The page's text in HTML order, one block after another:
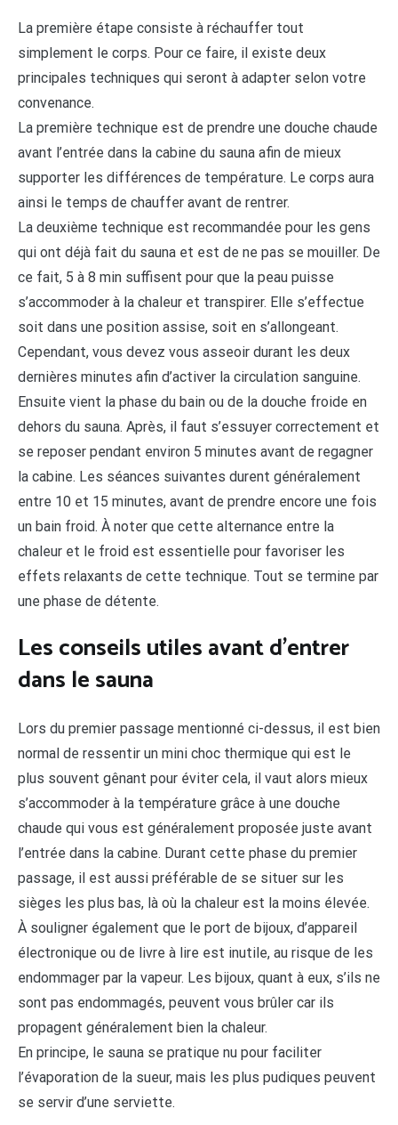
La première étape consiste à réchauffer tout
simplement le corps. Pour ce faire, il existe deux
principales techniques qui seront à adapter selon votre
convenance.
La première technique est de prendre une douche chaude
avant l’entrée dans la cabine du sauna afin de mieux
supporter les différences de température. Le corps aura
ainsi le temps de chauffer avant de rentrer.
La deuxième technique est recommandée pour les gens
qui ont déjà fait du sauna et est de ne pas se mouiller. De
ce fait, 5 à 8 min suffisent pour que la peau puisse
s’accommoder à la chaleur et transpirer. Elle s’effectue
soit dans une position assise, soit en s’allongeant.
Cependant, vous devez vous asseoir durant les deux
dernières minutes afin d’activer la circulation sanguine.
Ensuite vient la phase du bain ou de la douche froide en
dehors du sauna. Après, il faut s’essuyer correctement et
se reposer pendant environ 5 minutes avant de regagner
la cabine. Les séances suivantes durent généralement
entre 10 et 15 minutes, avant de prendre encore une fois
un bain froid. À noter que cette alternance entre la
chaleur et le froid est essentielle pour favoriser les
effets relaxants de cette technique. Tout se termine par
une phase de détente.
Les conseils utiles avant d’entrer
dans le sauna
Lors du premier passage mentionné ci-dessus, il est bien
normal de ressentir un mini choc thermique qui est le
plus souvent gênant pour éviter cela, il vaut alors mieux
s’accommoder à la température grâce à une douche
chaude qui vous est généralement proposée juste avant
l’entrée dans la cabine. Durant cette phase du premier
passage, il est aussi préférable de se situer sur les
sièges les plus bas, là où la chaleur est la moins élevée.
À souligner également que le port de bijoux, d’appareil
électronique ou de livre à lire est inutile, au risque de les
endommager par la vapeur. Les bijoux, quant à eux, s’ils ne
sont pas endommagés, peuvent vous brûler car ils
propagent généralement bien la chaleur.
En principe, le sauna se pratique nu pour faciliter
l’évaporation de la sueur, mais les plus pudiques peuvent
se servir d’une serviette.